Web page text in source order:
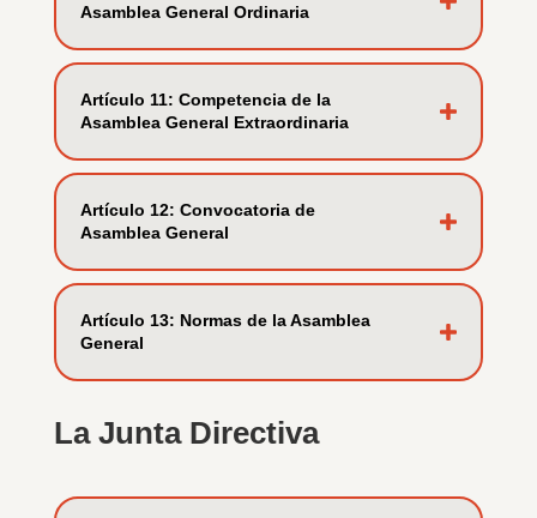
Asamblea General Ordinaria
Artí­culo 11: Competencia de la
Asamblea General Extraordinaria
Artí­culo 12: Convocatoria de
Asamblea General
Artí­culo 13: Normas de la Asamblea
General
La Junta Directiva